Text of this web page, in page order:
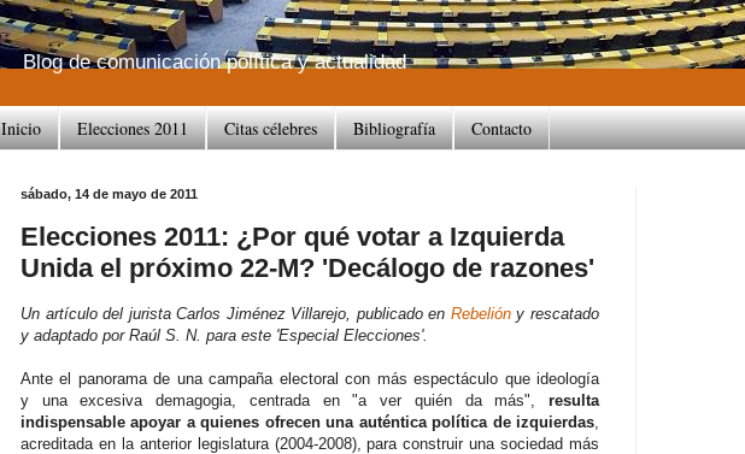
Blog de comunicación política y actualidad
Inicio Elecciones 2011 Citas célebres Bibliografía Contacto
sábado, 14 de mayo de 2011
Elecciones 2011: ¿Por qué votar a Izquierda
Unida el próximo 22-M? 'Decálogo de razones'
Un artículo del jurista Carlos Jiménez Villarejo, publicado en Rebelióny rescatado
y adaptado por Raúl S. N. para este 'Especial Elecciones'.
Ante el panorama de una campaña electoral con más espectáculo que ideología
y una excesiva demagogia, centrada en "a ver quién da más", resulta
indispensable apoyar a quienes ofrecen una auténtica política de izquierdas
acreditada en la anterior legislatura (2004-2008), para construir una sociedad más